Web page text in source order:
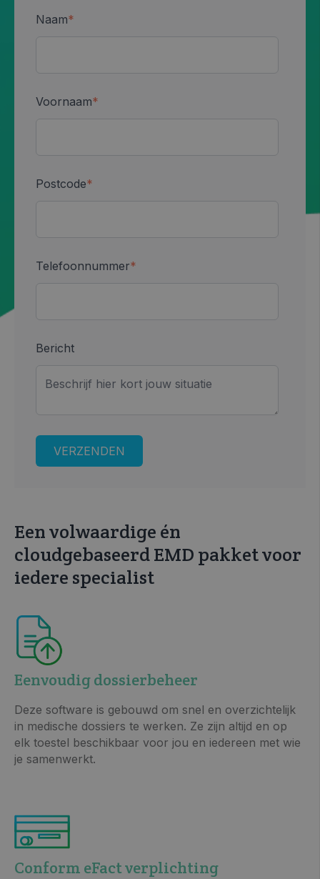
Naam*
Voornaam*
Postcode*
Telefoonnummer*
Bericht
Een volwaardige én
cloudgebaseerd EMD pakket voor
iedere specialist
Eenvoudig dossierbeheer
Deze software is gebouwd om snel en overzichtelijk
in medische dossiers te werken. Ze zijn altijd en op
elk toestel beschikbaar voor jou en iedereen met wie
je samenwerkt.
Conform eFact verplichting